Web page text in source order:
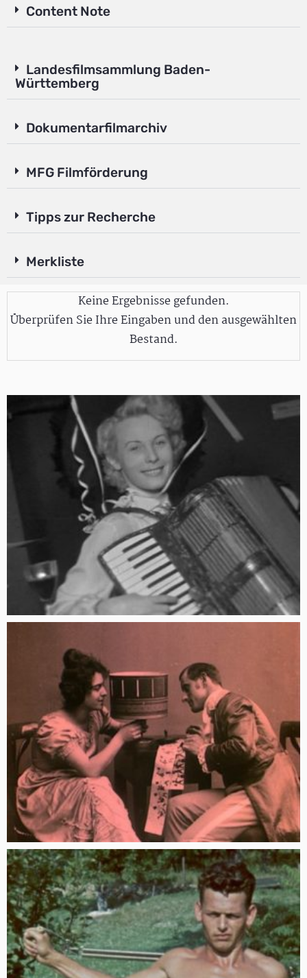
Content Note
Landesfilmsammlung Baden-
Württemberg
Dokumentarfilmarchiv
MFG Filmförderung
Tipps zur Recherche
Merkliste
Keine Ergebnisse gefunden.
Überprüfen Sie Ihre Eingaben und den ausgewählten
Bestand.